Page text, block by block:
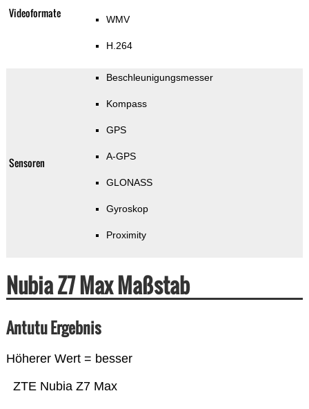
Videoformate WMV
H.264
Sensoren
Beschleunigungsmesser
Kompass
GPS
A-GPS
GLONASS
Gyroskop
Proximity
Nubia Z7 Max Maßstab
Antutu Ergebnis
Höherer Wert = besser
ZTE Nubia Z7 Max